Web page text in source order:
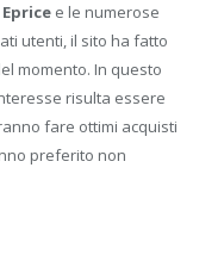
Eprice e le numerose
utenti, il sito ha fatto
momento. In questo
risulta essere
fare ottimi acquisti
preferito non